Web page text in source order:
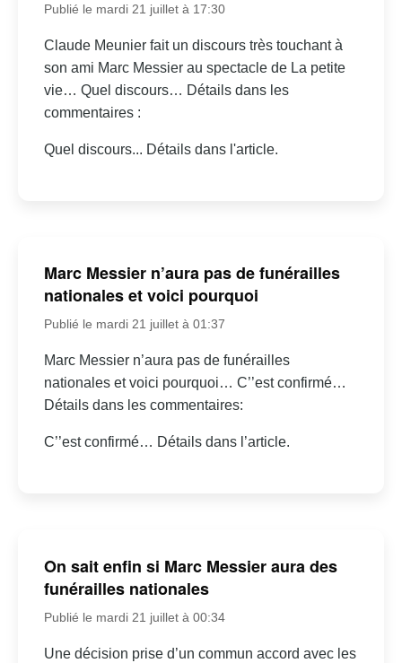
Publié le mardi 21 juillet à 17:30
Claude Meunier fait un discours très touchant à
son ami Marc Messier au spectacle de La petite
vie… Quel discours… Détails dans les
commentaires :
Quel discours... Détails dans l'article.
Marc Messier n’aura pas de funérailles
nationales et voici pourquoi
Publié le mardi 21 juillet à 01:37
Marc Messier n’aura pas de funérailles
nationales et voici pourquoi… C’’est confirmé…
Détails dans les commentaires:
C’’est confirmé… Détails dans l’article.
On sait enfin si Marc Messier aura des
funérailles nationales
Publié le mardi 21 juillet à 00:34
Une décision prise d’un commun accord avec les